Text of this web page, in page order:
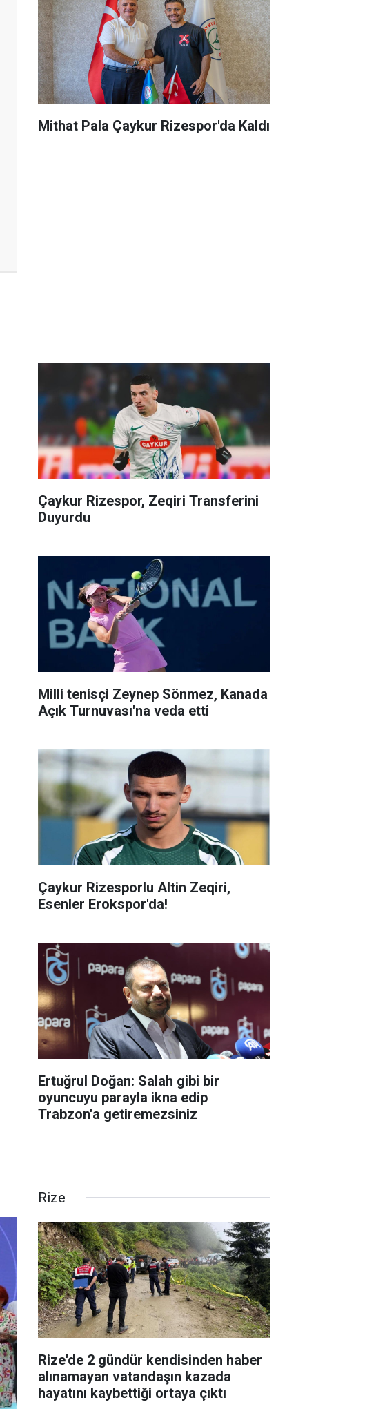
Mithat Pala Çaykur Rizespor'da Kaldı
Çaykur Rizespor, Zeqiri Transferini
Duyurdu
Milli tenisçi Zeynep Sönmez, Kanada
Açık Turnuvası'na veda etti
Çaykur Rizesporlu Altin Zeqiri,
Esenler Erokspor'da!
Ertuğrul Doğan: Salah gibi bir
oyuncuyu parayla ikna edip
Trabzon'a getiremezsiniz
Rize
Rize'de 2 gündür kendisinden haber
alınamayan vatandaşın kazada
hayatını kaybettiği ortaya çıktı